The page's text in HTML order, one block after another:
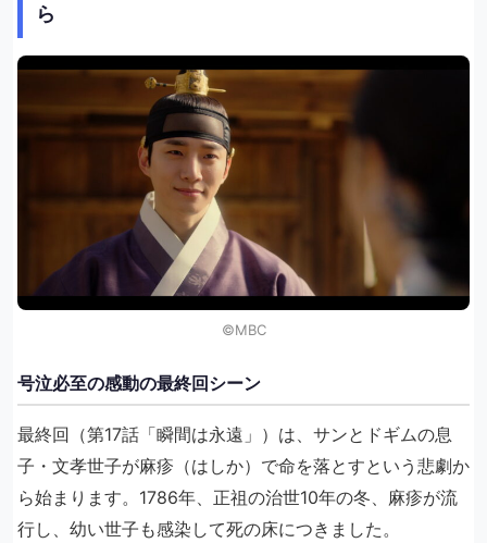
ら
©︎MBC
号泣必至の感動の最終回シーン
最終回（第17話「瞬間は永遠」）は、サンとドギムの息
子・文孝世子が麻疹（はしか）で命を落とすという悲劇か
ら始まります。1786年、正祖の治世10年の冬、麻疹が流
行し、幼い世子も感染して死の床につきました。